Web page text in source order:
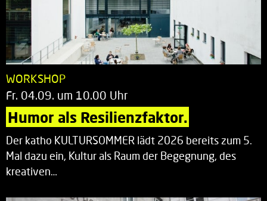
WORKSHOP
Fr. 04.09. um 10.00 Uhr
Humor als Resilienzfaktor.
Der katho KULTURSOMMER lädt 2026 bereits zum 5.
Mal dazu ein, Kultur als Raum der Begegnung, des
kreativen…